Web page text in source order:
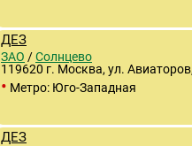
ДЕЗ
ЗАО /Солнцево
119620 г. Москва, ул.
• Метро: Юго-Западная
ДЕЗ